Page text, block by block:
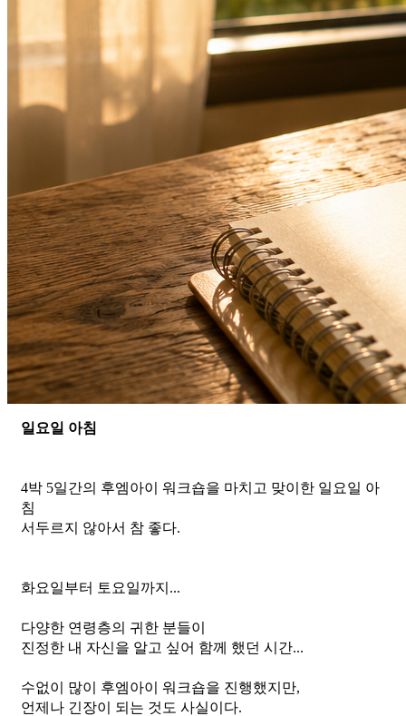
일요일 아침
4박 5일간의 후엠아이 워크숍을 마치고 맞이한 일요일 아
침
서두르지 않아서 참 좋다.
화요일부터 토요일까지...
다양한 연령층의 귀한 분들이
진정한 내 자신을 알고 싶어 함께 했던 시간...
수없이 많이 후엠아이 워크숍을 진행했지만,
언제나 긴장이 되는 것도 사실이다.